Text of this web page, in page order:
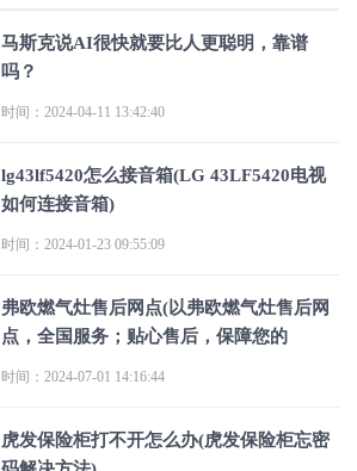
马斯克说AI很快就要比人更聪明，靠谱
吗？
时间：2024-04-11 13:42:40
lg43lf5420怎么接音箱(LG 43LF5420电视
如何连接音箱)
时间：2024-01-23 09:55:09
弗欧燃气灶售后网点(以弗欧燃气灶售后网
点，全国服务；贴心售后，保障您的
时间：2024-07-01 14:16:44
虎发保险柜打不开怎么办(虎发保险柜忘密